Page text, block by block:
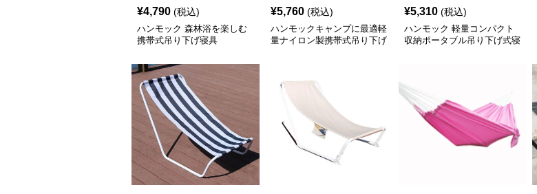
¥4,790 (税込)
ハンモック 森林浴を楽しむ
携帯式吊り下げ寝具
¥5,760 (税込)
ハンモックキャンプに最適軽
量ナイロン製携帯式吊り下げ
¥5,310 (税込)
ハンモック 軽量コンパクト
収納ポータブル吊り下げ式寝